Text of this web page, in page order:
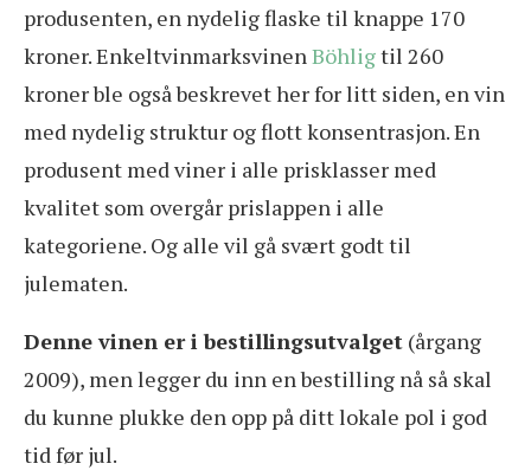
produsenten, en nydelig flaske til knappe 170
kroner. EnkeltvinmarksvinenBöhligtil 260
kroner ble også beskrevet her for litt siden, en vin
med nydelig struktur og flott konsentrasjon. En
produsent med viner i alle prisklasser med
kvalitet som overgår prislappen i alle
kategoriene. Og alle vil gå svært godt til
julematen.
Denne vinen er i bestillingsutvalget (årgang
2009), men legger du inn en bestilling nå så skal
du kunne plukke den opp på ditt lokale pol i god
tid før jul.